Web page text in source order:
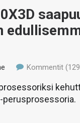
Kommentit
perusprosessoria.